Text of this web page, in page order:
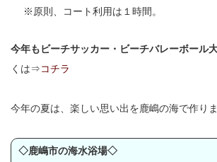
※原則、コート利用は１時間。
今年もビーチサッカー・ビーチバレーボール
くは⇒コチラ
今年の夏は、楽しい思い出を鹿嶋の海で作り
◇鹿嶋市の海水浴場◇